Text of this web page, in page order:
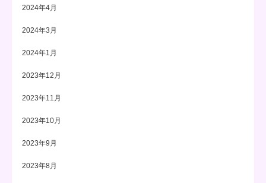
2024年4月
2024年3月
2024年1月
2023年12月
2023年11月
2023年10月
2023年9月
2023年8月